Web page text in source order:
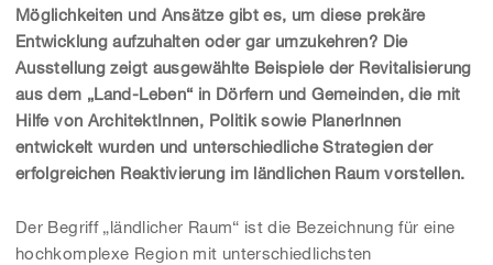
Möglichkeiten und Ansätze gibt es, um diese prekäre
Entwicklung aufzuhalten oder gar umzukehren? Die
Ausstellung zeigt ausgewählte Beispiele der Revitalisierung
aus dem „Land-Leben“ in Dörfern und Gemeinden, die mit
Hilfe von ArchitektInnen, Politik sowie PlanerInnen
entwickelt wurden und unterschiedliche Strategien der
erfolgreichen Reaktivierung im ländlichen Raum vorstellen.
Der Begriff „ländlicher Raum“ ist die Bezeichnung für eine
hochkomplexe Region mit unterschiedlichsten